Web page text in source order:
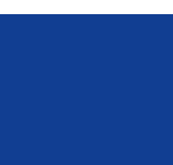
faire au moins 1 jour de